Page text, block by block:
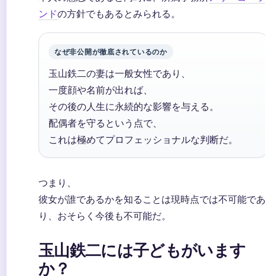
ンドの方針でもあるとみられる。
なぜ非公開が徹底されているのか
玉山鉄二の妻は一般女性であり、
一度顔や名前が出れば、
その後の人生に永続的な影響を与える。
配偶者を守るという点で、
これは極めてプロフェッショナルな判断だ。
つまり、
彼女が誰であるかを知ることは現時点では不可能であ
り、おそらく今後も不可能だ。
玉山鉄二には子どもがいます
か？